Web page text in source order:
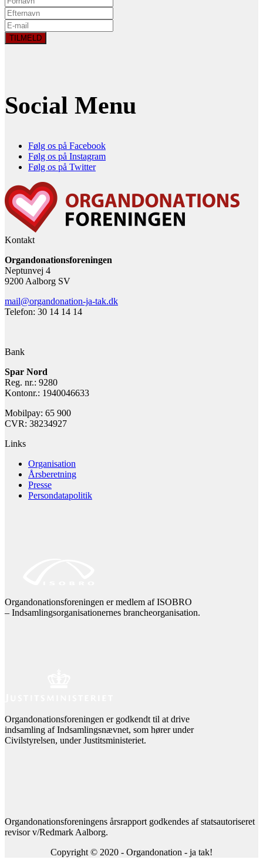
Social Menu
Følg os på Facebook
Følg os på Instagram
Følg os på Twitter
Kontakt
Organdonationsforeningen
Neptunvej 4
9200 Aalborg SV
mail@organdonation-ja-tak.dk
Telefon: 30 14 14 14
Bank
Spar Nord
Reg. nr.: 9280
Kontonr.: 1940046633
Mobilpay: 65 900
CVR: 38234927
Links
Organisation
Årsberetning
Presse
Persondatapolitik
Organdonationsforeningen er medlem af ISOBRO
– Indsamlingsorganisationernes brancheorganisation.
Organdonationsforeningen er godkendt til at drive
indsamling af Indsamlingsnævnet, som hører under
Civilstyrelsen, under Justitsministeriet.
Organdonationsforeningens årsrapport godkendes af statsautoriseret
revisor v/Redmark Aalborg.
Copyright © 2020 - Organdonation - ja tak!